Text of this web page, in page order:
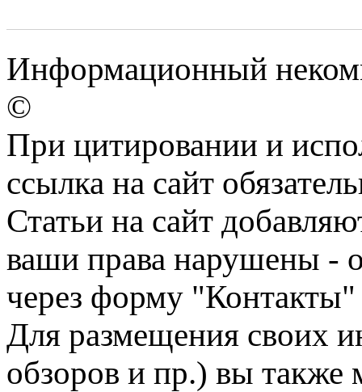
Информационный
©
При цитировании и
ссылка на сайт
Статьи на сайт
ваши права нарушены -
через форму "Контакты"
Для размещения своих
обзоров и пр.) вы также